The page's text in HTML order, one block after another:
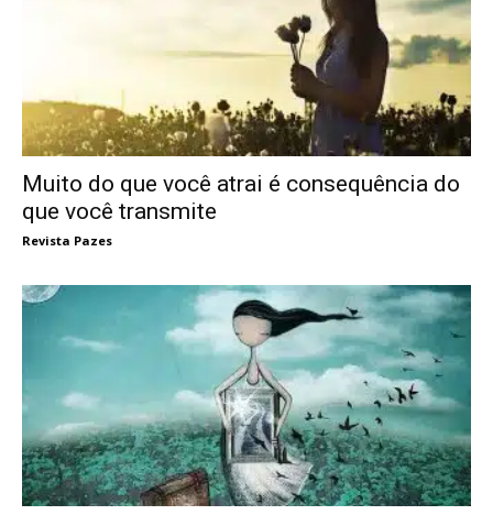
Muito do que você atrai é consequência do
que você transmite
Revista Pazes